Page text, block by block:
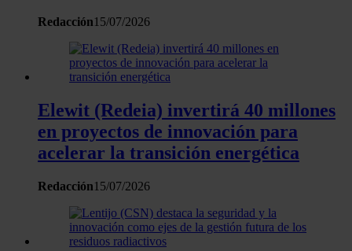
Redacción15/07/2026
Elewit (Redeia) invertirá 40 millones
en proyectos de innovación para
acelerar la transición energética
Redacción15/07/2026